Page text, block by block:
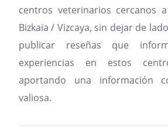
centros veterinarios cercanos
Bizkaia / Vizcaya, sin dejar de
publicar reseñas que
experiencias en estos
aportando una información
valiosa.